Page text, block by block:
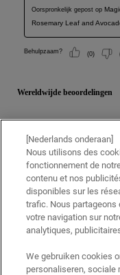
[Nederlands onderaan]
Nous utilisons des
fonctionnement de
contenu et nos
disponibles sur les
trafic. Nous
votre navigation sur
analytiques,
We gebruiken cookies
personaliseren, sociale